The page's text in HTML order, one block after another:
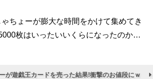
ちょーが膨大な時間をかけて集めてき
枚はいったいいくらになったのか…
が遊戯王カードを売った結果!衝撃のお値段にｗ